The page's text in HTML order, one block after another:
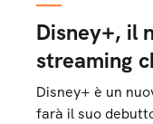
Disney+, il
streaming
Disney+ è un
farà il suo